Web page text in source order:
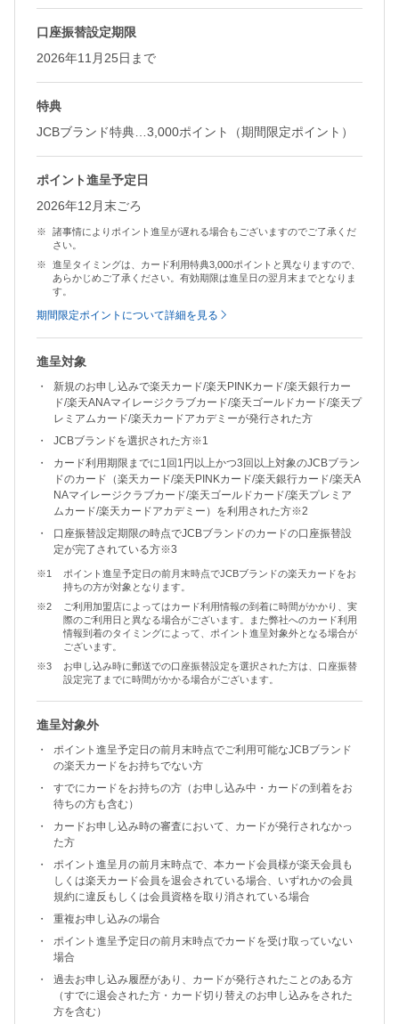
口座振替設定期限
2026年11月25日まで
特典
JCBブランド特典…3,000ポイント（期間限定ポイント）
ポイント進呈予定日
2026年12月末ごろ
諸事情によりポイント進呈が遅れる場合もございますのでご了承くだ
さい。
進呈タイミングは、カード利用特典3,000ポイントと異なりますので、
あらかじめご了承ください。有効期限は進呈日の翌月末までとなりま
す。
期間限定ポイントについて詳細を見る
進呈対象
新規のお申し込みで楽天カード/楽天PINKカード/楽天銀行カー
ド/楽天ANAマイレージクラブカード/楽天ゴールドカード/楽天プ
レミアムカード/楽天カードアカデミーが発行された方
JCBブランドを選択された方※1
カード利用期限までに1回1円以上かつ3回以上対象のJCBブラン
ドのカード（楽天カード/楽天PINKカード/楽天銀行カード/楽天A
NAマイレージクラブカード/楽天ゴールドカード/楽天プレミア
ムカード/楽天カードアカデミー）を利用された方※2
口座振替設定期限の時点でJCBブランドのカードの口座振替設
定が完了されている方※3
ポイント進呈予定日の前月末時点でJCBブランドの楽天カードをお
持ちの方が対象となります。
ご利用加盟店によってはカード利用情報の到着に時間がかかり、実
際のご利用日と異なる場合がございます。また弊社へのカード利用
情報到着のタイミングによって、ポイント進呈対象外となる場合が
ございます。
お申し込み時に郵送での口座振替設定を選択された方は、口座振替
設定完了までに時間がかかる場合がございます。
進呈対象外
ポイント進呈予定日の前月末時点でご利用可能なJCBブランド
の楽天カードをお持ちでない方
すでにカードをお持ちの方（お申し込み中・カードの到着をお
待ちの方も含む）
カードお申し込み時の審査において、カードが発行されなかっ
た方
ポイント進呈月の前月末時点で、本カード会員様が楽天会員も
しくは楽天カード会員を退会されている場合、いずれかの会員
規約に違反もしくは会員資格を取り消されている場合
重複お申し込みの場合
ポイント進呈予定日の前月末時点でカードを受け取っていない
場合
過去お申し込み履歴があり、カードが発行されたことのある方
（すでに退会された方・カード切り替えのお申し込みをされた
方を含む）